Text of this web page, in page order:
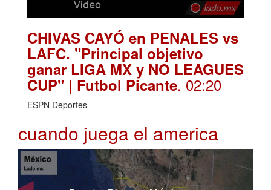
CHIVAS CAYÓ en PENALES vs
LAFC. "Principal objetivo
ganar LIGA MX y NO LEAGUES
CUP" | Futbol Picante. 02:20
ESPN Deportes
cuando juega el america